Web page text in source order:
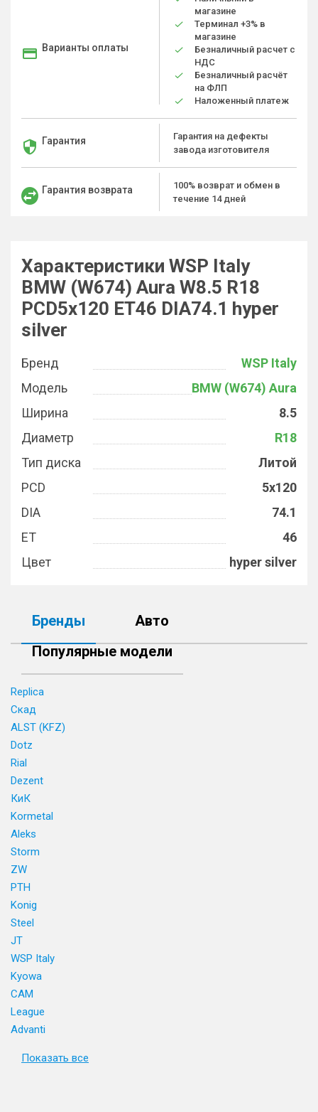
Варианты оплаты
магазине
Терминал +3% в
магазине
Безналичный расчет с
НДС
Безналичный расчёт
на ФЛП
Наложенный платеж
Гарантия
Гарантия на дефекты
завода изготовителя
Гарантия возврата
100% возврат и обмен в
течение 14 дней
Характеристики WSP Italy
BMW (W674) Aura W8.5 R18
PCD5x120 ET46 DIA74.1 hyper
silver
Бренд
WSP Italy
Модель
BMW (W674) Aura
Ширина
8.5
Диаметр
R18
Тип диска
Литой
PCD
5x120
DIA
74.1
ET
46
Цвет
hyper silver
Бренды
Авто
Популярные модели
Replica
Скад
ALST (KFZ)
Dotz
Rial
Dezent
КиК
Kormetal
Aleks
Storm
ZW
PTH
Konig
Steel
JT
WSP Italy
Kyowa
CAM
League
Advanti
Показать все